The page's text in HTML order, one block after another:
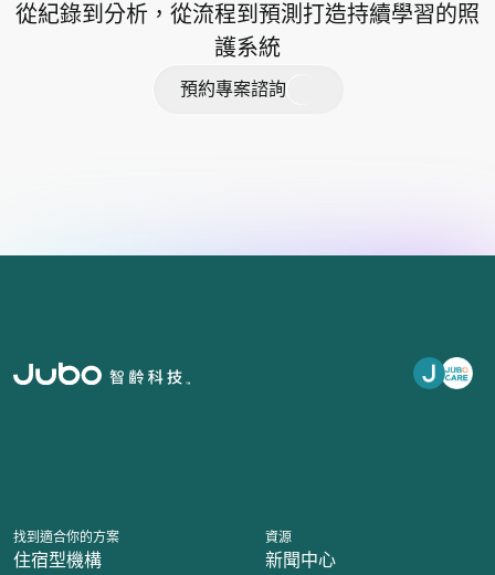
從紀錄到分析，從流程到預測打造持續學習的照
護系統
預約專案諮詢
找到適合你的方案
住宿型機構
資源
新聞中心